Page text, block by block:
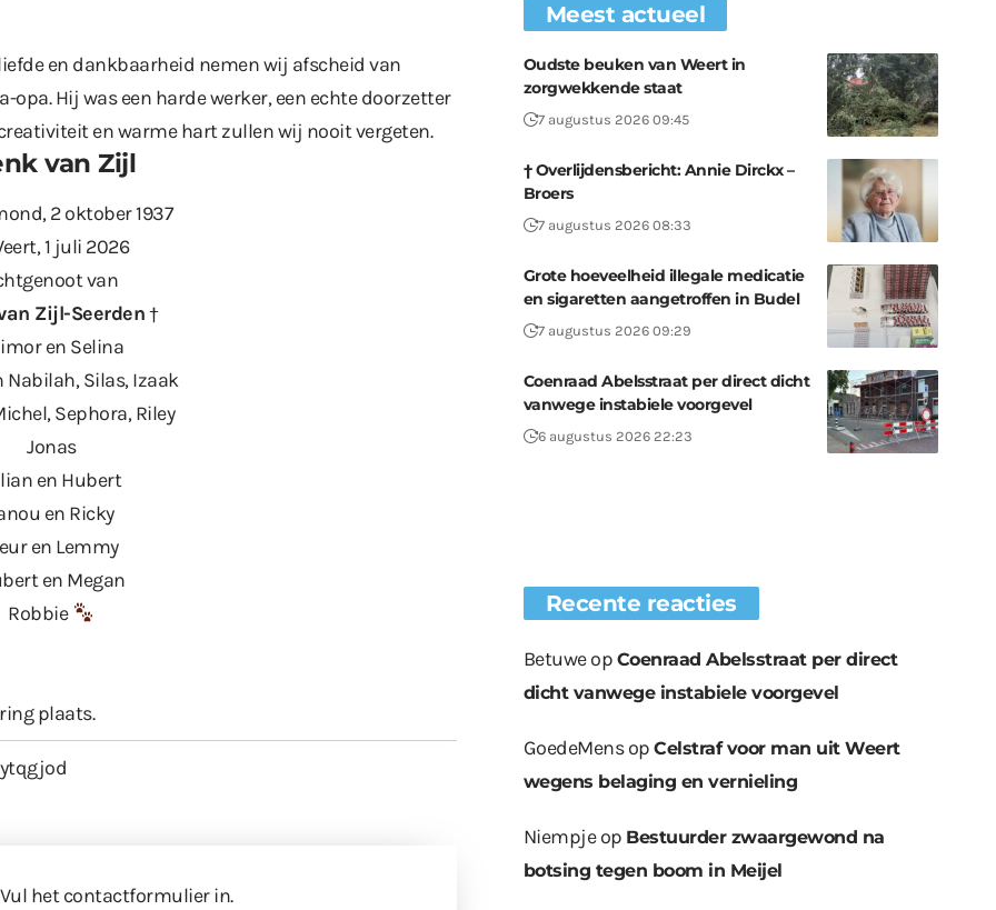
en dankbaarheid nemen wij afscheid van
opa. Hij was een harde werker, een echte doorzetter
en warme hart zullen wij nooit vergeten.
van Zijl
2 oktober 1937
1 juli 2026
van
Zijl-Seerden†
en Selina
Nabilah, Silas, Izaak
Sephora, Riley
Jonas
en Hubert
en Ricky
en Lemmy
en Megan
Robbie
plaats.
het contactformulierin.
Meest actueel
Oudste beuken van Weert in
zorgwekkende staat
7 augustus 2026 09:45
† Overlijdensbericht: Annie Dirckx –
Broers
7 augustus 2026 08:33
Grote hoeveelheid illegale medicatie
en sigaretten aangetroffen in Budel
7 augustus 2026 09:29
Coenraad Abelsstraat per direct dicht
vanwege instabiele voorgevel
6 augustus 2026 22:23
Recente reacties
Betuweop Coenraad Abelsstraat per direct
dicht vanwege instabiele voorgevel
GoedeMensopCelstraf voor man uit Weert
wegens belaging en vernieling
Niempjeop Bestuurder zwaargewond na
botsing tegen boom in Meijel